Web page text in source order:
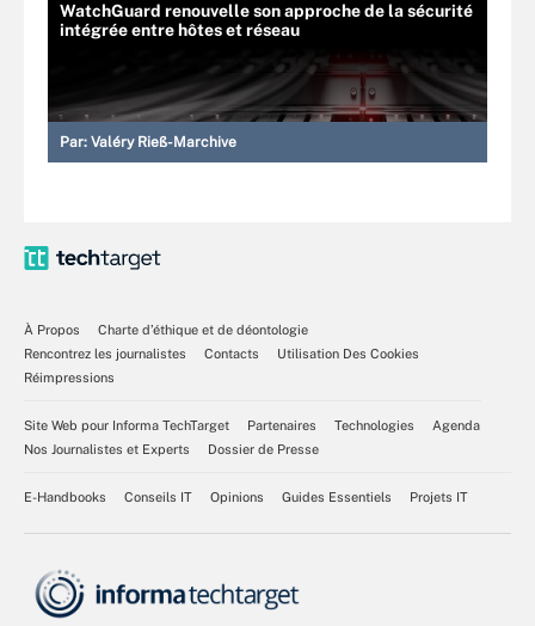
WatchGuard renouvelle son approche de la sécurité
intégrée entre hôtes et réseau
Par: Valéry Rieß-Marchive
À Propos
Charte d’éthique et de déontologie
Rencontrez les journalistes
Contacts
Utilisation Des Cookies
Réimpressions
Site Web pour Informa TechTarget Partenaires Technologies
Agenda
Nos Journalistes et Experts
Dossier de Presse
E-Handbooks Conseils IT Opinions Guides Essentiels Projets IT